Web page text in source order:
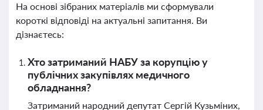
На основі зібраних матеріалів ми сформували
короткі відповіді на актуальні запитання. Ви
дізнаєтесь:
Хто затриманий НАБУ за корупцію у
публічних закупівлях медичного
обладнання?
Затриманий народний депутат Сергій Кузьміних,